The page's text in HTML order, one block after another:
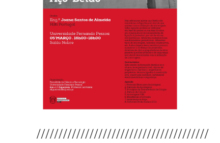
///////////////////////////////////////